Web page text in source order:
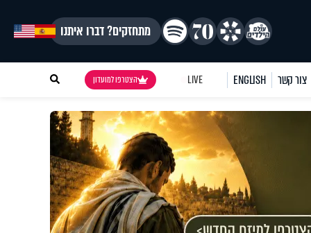
מתחזקים? דברו איתנו
צור קשר ENGLISH
LIVE הצטרפו למועדון